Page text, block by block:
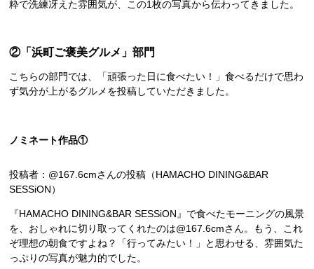
粋で洗練冴えた雰囲気が、この1枚の写真から伝わってきました。
②「浜町ご褒美グルメ」部門
こちらの部門では、「頑張った日に食べたい！」食べるだけで思わ
ず気分が上がるグルメを投稿していただきました。
ノミネート作品①
投稿者：@167.6cmさんの投稿（HAMACHO DINING&BAR
SESSiON）
『HAMACHO DINING&BAR SESSiON』で食べたモーニングの風景
を、おしゃれに切り取ってくれたのは@167.6cmさん。もう、これ
ぞ理想の朝食ですよね？「行ってみたい！」と思わせる、雰囲気た
っぷりの写真が魅力的でした。